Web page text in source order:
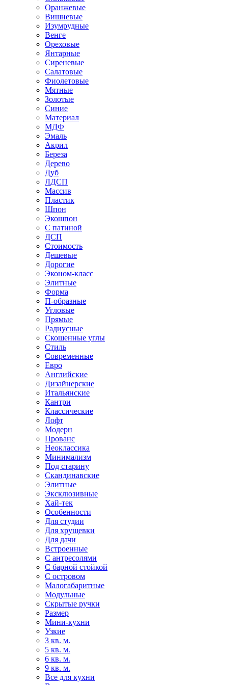
Оранжевые
Вишневые
Изумрудные
Венге
Ореховые
Янтарные
Сиреневые
Салатовые
Фиолетовые
Мятные
Золотые
Синие
Материал
МДФ
Эмаль
Акрил
Береза
Дерево
Дуб
ЛДСП
Массив
Пластик
Шпон
Экошпон
С патиной
ДСП
Стоимость
Дешевые
Дорогие
Эконом-класс
Элитные
Форма
П-образные
Угловые
Прямые
Радиусные
Скошенные углы
Стиль
Современные
Евро
Английские
Дизайнерские
Итальянские
Кантри
Классические
Лофт
Модерн
Прованс
Неоклассика
Минимализм
Под старину
Скандинавские
Элитные
Эксклюзивные
Хай-тек
Особенности
Для студии
Для хрущевки
Для дачи
Встроенные
С антресолями
С барной стойкой
С островом
Малогабаритные
Модульные
Скрытые ручки
Размер
Мини-кухни
Узкие
3 кв. м.
5 кв. м.
6 кв. м.
9 кв. м.
Все для кухни